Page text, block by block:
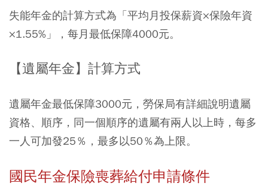
失能年金的計算方式為「平均月投保薪資×保險年資
×1.55%」，每月最低保障4000元。
【遺屬年金】計算方式
遺屬年金最低保障3000元，勞保局有詳細說明遺屬
資格、順序，同一個順序的遺屬有兩人以上時，每多
一人可加發25％，最多以50％為上限。
國民年金保險喪葬給付申請條件